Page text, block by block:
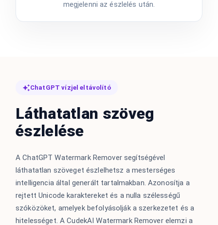
megjelenni az észlelés után.
ChatGPT vízjel eltávolító
Láthatatlan szöveg
észlelése
A ChatGPT Watermark Remover segítségével
láthatatlan szöveget észlelhetsz a mesterséges
intelligencia által generált tartalmakban. Azonosítja a
rejtett Unicode karaktereket és a nulla szélességű
szóközöket, amelyek befolyásolják a szerkezetet és a
hitelességet. A CudekAI Watermark Remover elemzi a